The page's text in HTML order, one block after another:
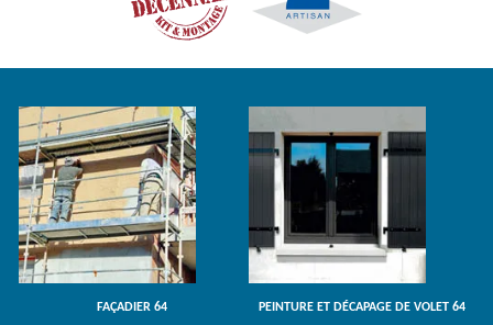
FAÇADIER 64 PEINTURE ET DÉCAPAGE DE VOLET 64